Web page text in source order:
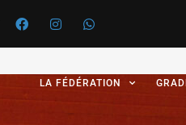
LA FÉDÉRATION